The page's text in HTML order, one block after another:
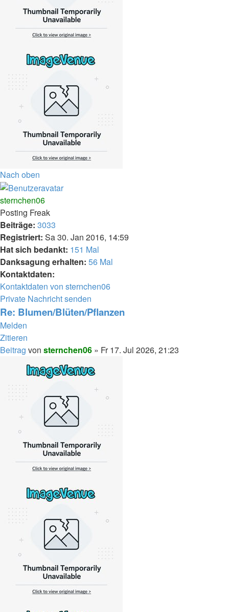
Nach oben
sternchen06
Posting Freak
Beiträge: 3033
Registriert: Sa 30. Jan 2016, 14:59
Hat sich bedankt: 151 Mal
Danksagung erhalten: 56 Mal
Kontaktdaten:
Kontaktdaten von sternchen06
Private Nachricht senden
Re: Blumen/Blüten/Pflanzen
Melden
Zitieren
Beitrag von sternchen06 » Fr 17. Jul 2026, 21:23